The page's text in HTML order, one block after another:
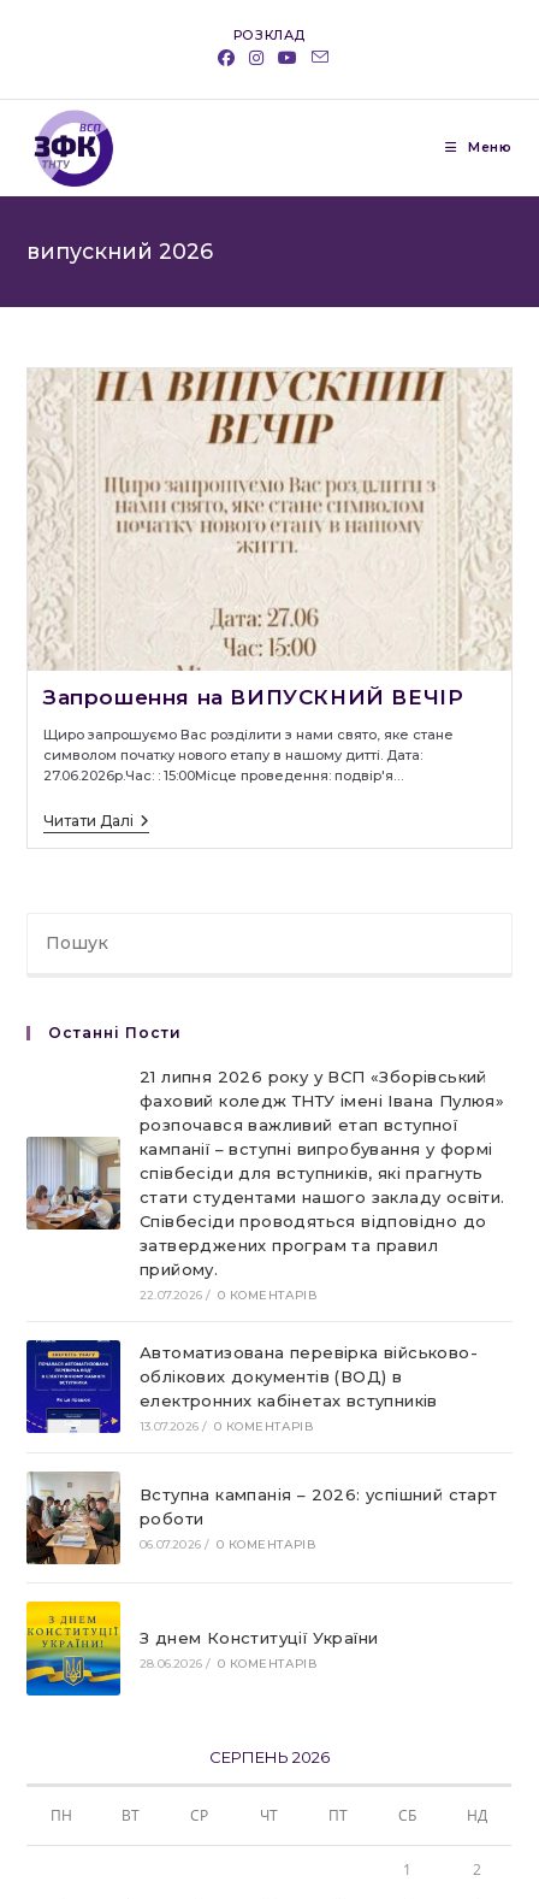
РОЗКЛАД
Меню
випускний 2026
Запрошення на ВИПУСКНИЙ ВЕЧІР
Щиро запрошуємо Вас розділити з нами свято, яке стане
символом початку нового етапу в нашому дитті. Дата:
27.06.2026р.Час: : 15:00Місце проведення: подвір'я…
Читати ДаліЗапрошення
На
Останні Пости
21 липня 2026 року у ВСП «Зборівський
фаховий коледж ТНТУ імені Івана Пулюя»
розпочався важливий етап вступної
кампанії – вступні випробування у формі
співбесіди для вступників, які прагнуть
стати студентами нашого закладу освіти.
Співбесіди проводяться відповідно до
затверджених програм та правил
прийому.
22.07.2026 / 0 КОМЕНТАРІВ
Автоматизована перевірка військово-
облікових документів (ВОД) в
електронних кабінетах вступників
13.07.2026 / 0 КОМЕНТАРІВ
Вступна кампанія – 2026: успішний старт
роботи
06.07.2026 / 0 КОМЕНТАРІВ
З днем Конституції України
28.06.2026 / 0 КОМЕНТАРІВ
СЕРПЕНЬ 2026
ПН ВТ СР ЧТ ПТ СБ НД
1 2